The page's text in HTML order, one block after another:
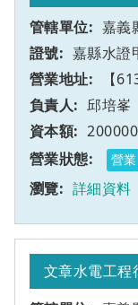
嘉義
嘉縣水證
【
邱培峯
營業
詳細資料
文章水電工程